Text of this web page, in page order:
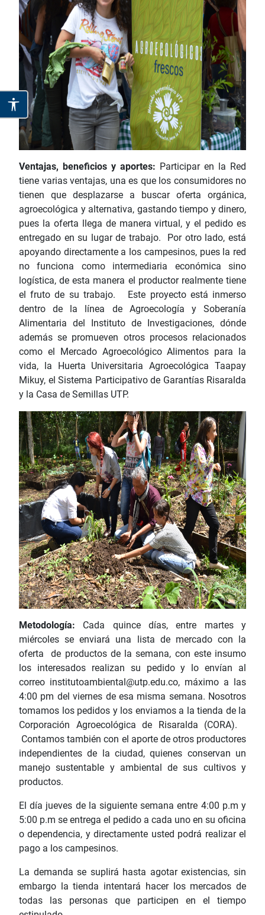
Ventajas, beneficios y aportes: Participar en la Red
tiene varias ventajas, una es que los consumidores no
tienen que desplazarse a buscar oferta orgánica,
agroecológica y alternativa, gastando tiempo y dinero,
pues la oferta llega de manera virtual, y el pedido es
entregado en su lugar de trabajo. Por otro lado, está
apoyando directamente a los campesinos, pues la red
no funciona como intermediaria económica sino
logística, de esta manera el productor realmente tiene
el fruto de su trabajo. Este proyecto está inmerso
dentro de la línea de Agroecología y Soberanía
Alimentaria del Instituto de Investigaciones, dónde
además se promueven otros procesos relacionados
como el Mercado Agroecológico Alimentos para la
vida, la Huerta Universitaria Agroecológica Taapay
Mikuy, el Sistema Participativo de Garantías Risaralda
y la Casa de Semillas UTP.
Metodología: Cada quince días, entre martes y
miércoles se enviará una lista de mercado con la
oferta de productos de la semana, con este insumo
los interesados realizan su pedido y lo envían al
correo institutoambiental@utp.edu.co, máximo a las
4:00 pm del viernes de esa misma semana. Nosotros
tomamos los pedidos y los enviamos a la tienda de la
Corporación Agroecológica de Risaralda (CORA).
Contamos también con el aporte de otros productores
independientes de la ciudad, quienes conservan un
manejo sustentable y ambiental de sus cultivos y
productos.
El día jueves de la siguiente semana entre 4:00 p.m y
5:00 p.m se entrega el pedido a cada uno en su oficina
o dependencia, y directamente usted podrá realizar el
pago a los campesinos.
La demanda se suplirá hasta agotar existencias, sin
embargo la tienda intentará hacer los mercados de
todas las personas que participen en el tiempo